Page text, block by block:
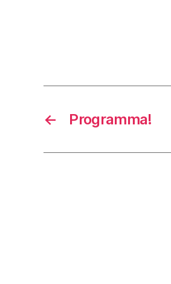
← Programma!